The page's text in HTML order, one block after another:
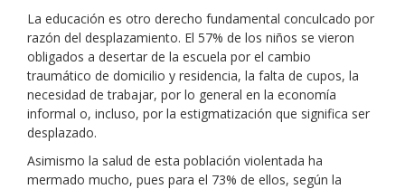
La educación es otro derecho fundamental conculcado por
razón del desplazamiento. El 57% de los niños se vieron
obligados a desertar de la escuela por el cambio
traumático de domicilio y residencia, la falta de cupos, la
necesidad de trabajar, por lo general en la economía
informal o, incluso, por la estigmatización que significa ser
desplazado.
Asimismo la salud de esta población violentada ha
mermado mucho, pues para el 73% de ellos, según la